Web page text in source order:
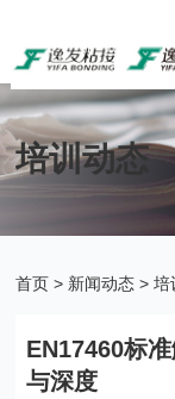
培训动态
首页 > 新闻动态 >培
EN17460标
与深度